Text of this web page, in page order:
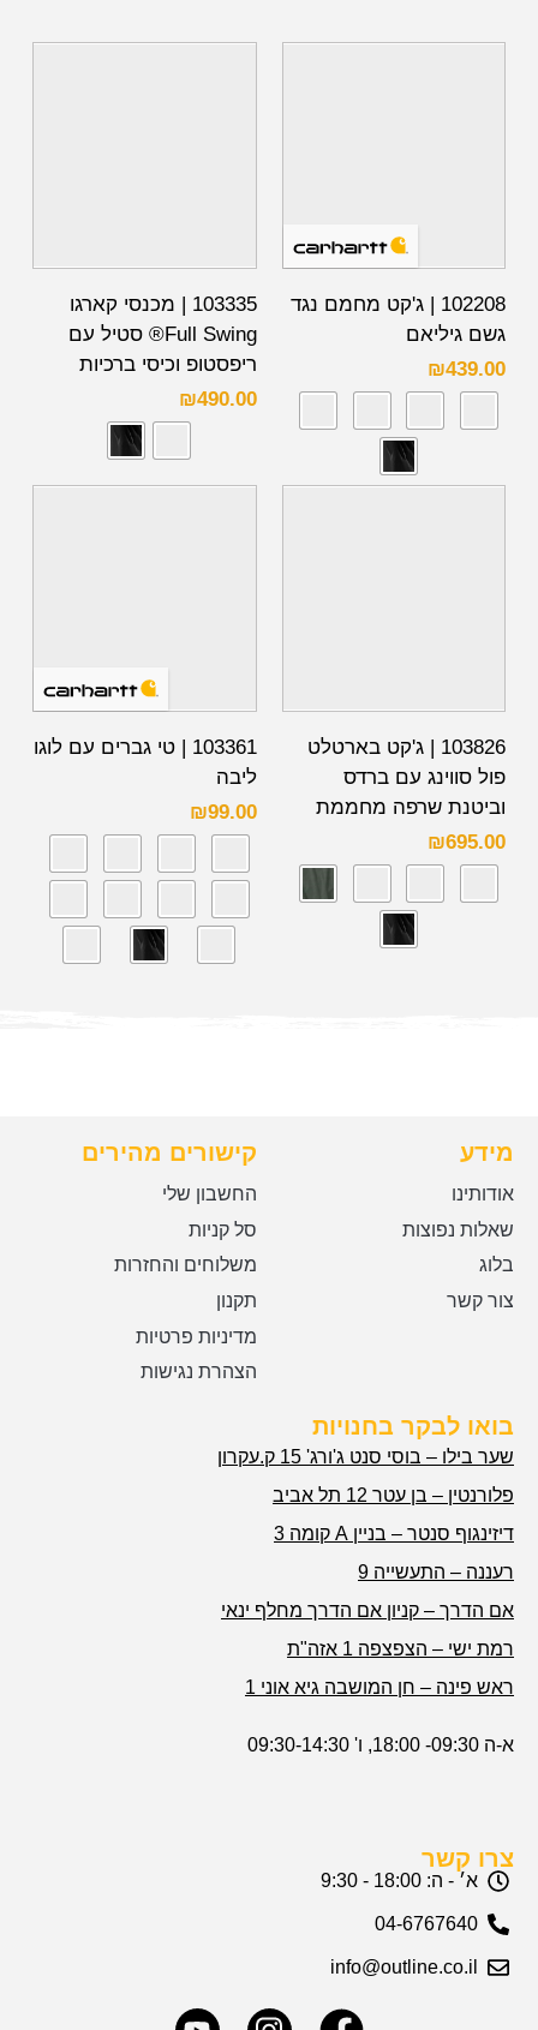
102208 | ג'קט מחמם נגד
גשם גיליאם
₪439.00
103335 | מכנסי קארגו
Full Swing® סטיל עם
ריפסטופ וכיסי ברכיות
₪490.00
103826 | ג'קט בארטלט
פול סווינג עם ברדס
וביטנת שרפה מחממת
₪695.00
103361 | טי גברים עם לוגו
ליבה
₪99.00
מידע
אודותינו
שאלות נפוצות
בלוג
צור קשר
קישורים מהירים
החשבון שלי
סל קניות
משלוחים והחזרות
תקנון
מדיניות פרטיות
הצהרת נגישות
בואו לבקר בחנויות
שער בילו – בוסי סנט ג'ורג' 15 ק.עקרון
פלורנטין – בן עטר 12 תל אביב
דיזינגוף סנטר – בניין A קומה 3
רעננה – התעשייה 9
אם הדרך – קניון אם הדרך מחלף ינאי
רמת ישי – הצפצפה 1 אזה"ת
ראש פינה – חן המושבה גיא אוני 1
א-ה 09:30- 18:00, ו' 09:30-14:30
צרו קשר
א׳ - ה: 18:00 - 9:30
04-6767640
info@outline.co.il